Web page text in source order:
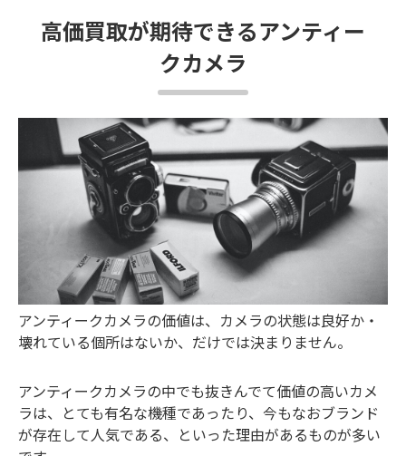
高価買取が期待できるアンティー
クカメラ
アンティークカメラの価値は、カメラの状態は良好か・
壊れている個所はないか、だけでは決まりません。
アンティークカメラの中でも抜きんでて価値の高いカメ
ラは、とても有名な機種であったり、今もなおブランド
が存在して人気である、といった理由があるものが多い